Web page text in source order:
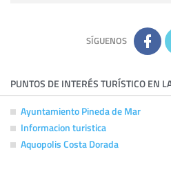
adicional y detallada sobre cómo
política de privacidad
SÍGUENOS
PUNTOS DE INTERÉS TURÍSTICO EN
Ayuntamiento Pineda de Mar
Informacion turistica
Aquopolis Costa Dorada